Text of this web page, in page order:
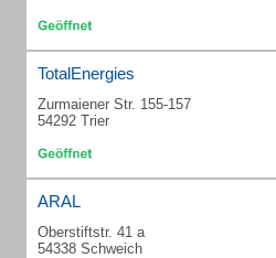
TotalEnergies
Zurmaiener Str. 155-157
54292 Trier
ARAL
Oberstiftstr. 41 a
54338 Schweich